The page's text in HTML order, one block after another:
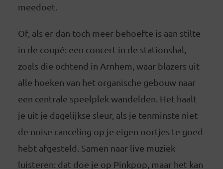
meedoet.
Of, als er dan toch meer behoefte is aan stilte
in de coupé: een concert in de stationshal,
zoals die ochtend in Arnhem, waar blazers uit
alle hoeken van het organische gebouw naar
een centrale speelplek wandelden. Het haalt
je uit je dagelijkse sleur, als je tenminste niet
de noise canceling op je eigen oortjes te goed
hebt afgesteld. Samen naar live muziek
luisteren: dat doe je op Pinkpop, maar het kan